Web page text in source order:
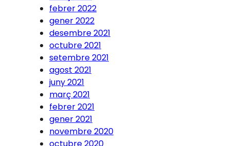
febrer 2022
gener 2022
desembre 2021
octubre 2021
setembre 2021
agost 2021
juny 2021
març 2021
febrer 2021
gener 2021
novembre 2020
octubre 2020